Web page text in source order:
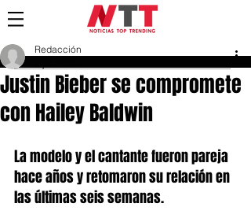
Justin Bieber se compromete
con Hailey Baldwin
Redacción
La modelo y el cantante fueron pareja
hace años y retomaron su relación en
las últimas seis semanas.